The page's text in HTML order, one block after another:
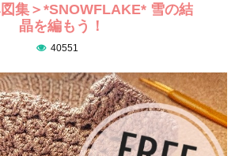
集＞*SNOWFLAKE* 雪の結
晶を編もう！
40551